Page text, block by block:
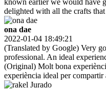
known earlier we would have
delighted with all the crafts
ona dae
2022-01-04 18:49:21
(Translated by Google) Very
professional. An ideal
(Original) Molt bona
experiència ideal per compartir